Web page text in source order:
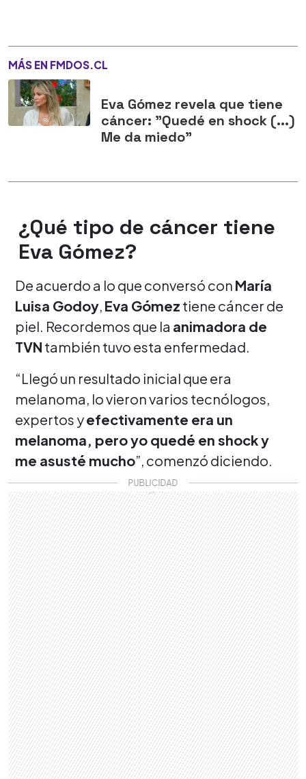
MÁS EN FMDOS.CL
Eva Gómez revela que tiene
cáncer: "Quedé en shock (...)
Me da miedo"
¿Qué tipo de cáncer tiene
Eva Gómez?
De acuerdo a lo que conversó con María
Luisa Godoy, Eva Gómez tiene cáncer de
piel. Recordemos que la animadora de
TVN también tuvo esta enfermedad.
“Llegó un resultado inicial que era
melanoma, lo vieron varios tecnólogos,
expertos yefectivamente era un
melanoma, pero yo quedé en shock y
me asusté mucho”, comenzó diciendo.